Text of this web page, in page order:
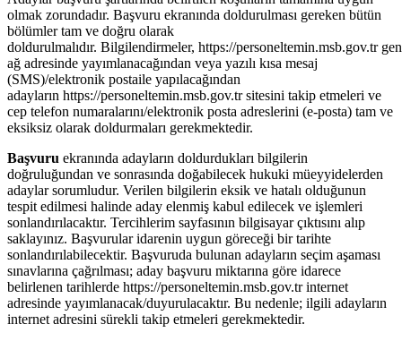
olmak zorundadır. Başvuru ekranında doldurulması gereken bütün
bölümler tam ve doğru olarak
doldurulmalıdır. Bilgilendirmeler, https://personeltemin.msb.gov.tr
ağ adresinde yayımlanacağından veya yazılı kısa mesaj
(SMS)/elektronik postaile yapılacağından
adayların https://personeltemin.msb.gov.tr sitesini takip etmeleri ve
cep telefon numaralarını/elektronik posta adreslerini (e-posta) tam ve
eksiksiz olarak doldurmaları gerekmektedir.
Başvuru ekranında adayların doldurdukları bilgilerin
doğruluğundan ve sonrasında doğabilecek hukuki müeyyidelerden
adaylar sorumludur. Verilen bilgilerin eksik ve hatalı olduğunun
tespit edilmesi halinde aday elenmiş kabul edilecek ve işlemleri
sonlandırılacaktır. Tercihlerim sayfasının bilgisayar çıktısını alıp
saklayınız. Başvurular idarenin uygun göreceği bir tarihte
sonlandırılabilecektir. Başvuruda bulunan adayların seçim aşaması
sınavlarına çağrılması; aday başvuru miktarına göre idarece
belirlenen tarihlerde https://personeltemin.msb.gov.tr internet
adresinde yayımlanacak/duyurulacaktır. Bu nedenle; ilgili adayların
internet adresini sürekli takip etmeleri gerekmektedir.